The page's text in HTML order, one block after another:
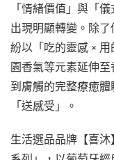
「情緒價值」與「
出現明顯轉變。除
紛以「吃的靈感 ×
園香氣等元素延伸
到膚觸的完整療癒
「送感受」。
生活選品品牌【喜